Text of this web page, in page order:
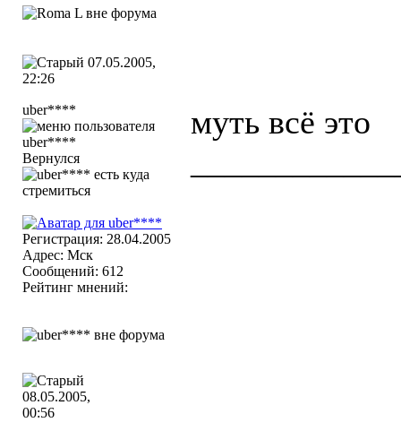
07.05.2005,
22:26
uber****
Вернулся
Регистрация: 28.04.2005
Адрес: Мск
Сообщений: 612
Рейтинг мнений:
муть всё это
08.05.2005,
00:56